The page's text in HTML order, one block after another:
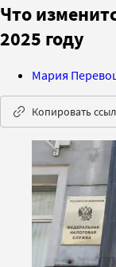
Что
2025 году
Мария
Копировать